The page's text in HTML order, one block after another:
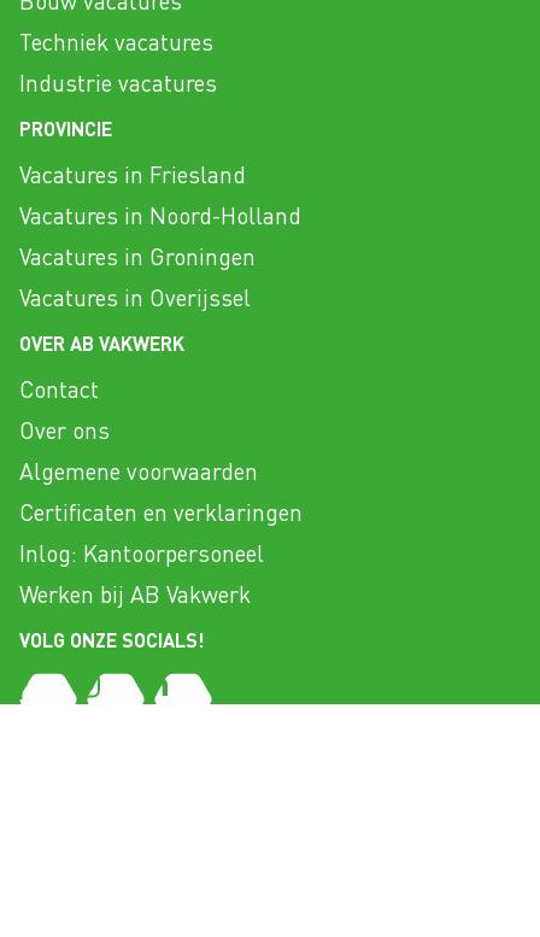
Techniek vacatures
Industrie vacatures
PROVINCIE
Vacatures in Friesland
Vacatures in Noord-Holland
Vacatures in Groningen
Vacatures in Overijssel
OVER AB VAKWERK
Contact
Over ons
Algemene voorwaarden
Certificaten en verklaringen
Inlog: Kantoorpersoneel
Werken bij AB Vakwerk
VOLG ONZE SOCIALS!